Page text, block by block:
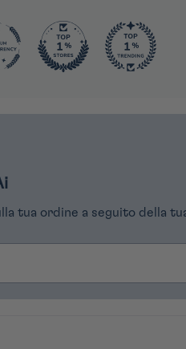
tua ordine a seguito della